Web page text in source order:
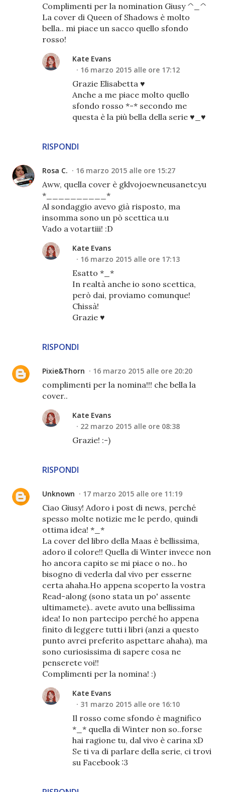
Complimenti per la nomination Giusy ^_^
La cover di Queen of Shadows è molto
bella.. mi piace un sacco quello sfondo
rosso!
RISPONDI
Kate Evans
16 marzo 2015 alle ore 17:12
Grazie Elisabetta ♥
Anche a me piace molto quello
sfondo rosso *-* secondo me
questa è la più bella della serie ♥_♥
Rosa C. 16 marzo 2015 alle ore 15:27
Aww, quella cover è gklvojoewneusanetcyu
*__________*
Al sondaggio avevo già risposto, ma
insomma sono un pò scettica u.u
Vado a votartiii! :D
RISPONDI
Kate Evans
16 marzo 2015 alle ore 17:13
Esatto *_*
In realtà anche io sono scettica,
però dai, proviamo comunque!
Chissà!
Grazie ♥
Pixie&Thorn 16 marzo 2015 alle ore 20:20
complimenti per la nomina!!! che bella la
cover..
RISPONDI
Kate Evans
22 marzo 2015 alle ore 08:38
Grazie! :-)
Unknown 17 marzo 2015 alle ore 11:19
Ciao Giusy! Adoro i post di news, perché
spesso molte notizie me le perdo, quindi
ottima idea! *_*
La cover del libro della Maas è bellissima,
adoro il colore!! Quella di Winter invece non
ho ancora capito se mi piace o no.. ho
bisogno di vederla dal vivo per esserne
certa ahaha.Ho appena scoperto la vostra
Read-along (sono stata un po' assente
ultimamete).. avete avuto una bellissima
idea! Io non partecipo perché ho appena
finito di leggere tutti i libri (anzi a questo
punto avrei preferito aspettare ahaha), ma
sono curiosissima di sapere cosa ne
penserete voi!!
Complimenti per la nomina! :)
Kate Evans
31 marzo 2015 alle ore 16:10
Il rosso come sfondo è magnifico
*_* quella di Winter non so..forse
hai ragione tu, dal vivo è carina xD
Se ti va di parlare della serie, ci trovi
su Facebook :3